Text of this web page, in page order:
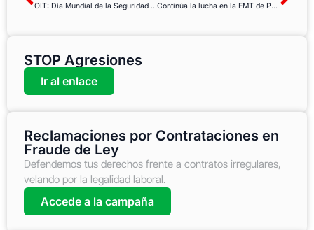
OIT: Día Mundial de la Seguridad y Salud en el Trabajo 2021 Continúa la lucha en la EMT de Palma
STOP Agresiones
Ir al enlace
Reclamaciones por Contrataciones en
Fraude de Ley
Defendemos tus derechos frente a contratos irregulares,
velando por la legalidad laboral.
Accede a la campaña